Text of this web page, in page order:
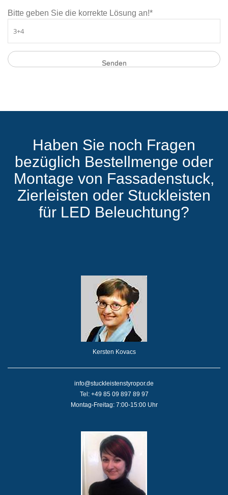
Bitte geben Sie die korrekte Lösung an!*
Senden
Haben Sie noch Fragen
bezüglich Bestellmenge oder
Montage von Fassadenstuck,
Zierleisten oder Stuckleisten
für LED Beleuchtung?
Kersten Kovacs
info@stuckleistenstyropor.de
Tel: +49 85 09 897 89 97
Montag-Freitag: 7:00-15:00 Uhr